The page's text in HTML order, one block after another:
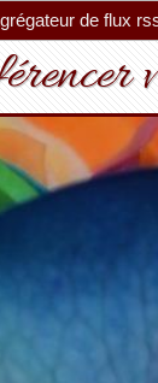
de flux